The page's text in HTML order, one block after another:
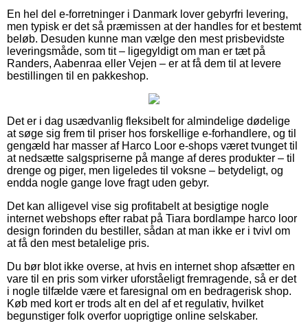
En hel del e-forretninger i Danmark lover gebyrfri levering,
men typisk er det så præmissen at der handles for et bestemt
beløb. Desuden kunne man vælge den mest prisbevidste
leveringsmåde, som tit – ligegyldigt om man er tæt på
Randers, Aabenraa eller Vejen – er at få dem til at levere
bestillingen til en pakkeshop.
Det er i dag usædvanlig fleksibelt for almindelige dødelige
at søge sig frem til priser hos forskellige e-forhandlere, og til
gengæld har masser af Harco Loor e-shops været tvunget til
at nedsætte salgspriserne på mange af deres produkter – til
drenge og piger, men ligeledes til voksne – betydeligt, og
endda nogle gange love fragt uden gebyr.
Det kan alligevel vise sig profitabelt at besigtige nogle
internet webshops efter rabat på Tiara bordlampe harco loor
design forinden du bestiller, sådan at man ikke er i tvivl om
at få den mest betalelige pris.
Du bør blot ikke overse, at hvis en internet shop afsætter en
vare til en pris som virker uforståeligt fremragende, så er det
i nogle tilfælde være et faresignal om en bedragerisk shop.
Køb med kort er trods alt en del af et regulativ, hvilket
begunstiger folk overfor uoprigtige online selskaber.